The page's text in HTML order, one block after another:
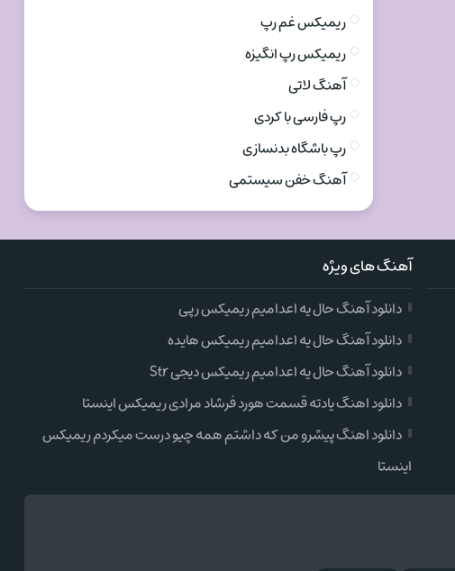
ریمیکس غم رپ
ریمیکس رپ انگیزه
آهنگ لاتی
رپ فارسی با کردی
رپ باشگاه بدنسازی
آهنگ خفن سیستمی
آهنگ های ویژه
دانلود آهنگ حال یه اعدامیم ریمیکس رپی
دانلود آهنگ حال یه اعدامیم ریمیکس هایده
دانلود آهنگ حال یه اعدامیم ریمیکس دیجی Str
دانلود اهنگ یادته قسمت هورد فرشاد مرادی ریمیکس اینستا
دانلود اهنگ پیشرو من که داشتم همه چیو درست میکردم ریمیکس
اینستا